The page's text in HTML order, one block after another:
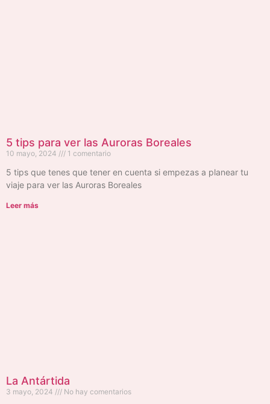
5 tips para ver las Auroras Boreales
10 mayo, 2024 1 comentario
5 tips que tenes que tener en cuenta si empezas a planear tu
viaje para ver las Auroras Boreales
Leer más
La Antártida
3 mayo, 2024 No hay comentarios